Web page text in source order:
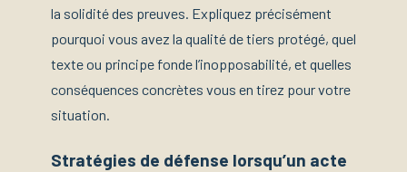
la solidité des preuves. Expliquez précisément
pourquoi vous avez la qualité de tiers protégé, quel
texte ou principe fonde l’inopposabilité, et quelles
conséquences concrètes vous en tirez pour votre
situation.
Stratégies de défense lorsqu’un acte